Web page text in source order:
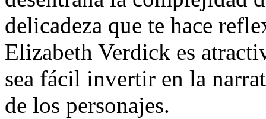
delicadeza que te hace
Elizabeth Verdick es
sea fácil invertir en la
de los personajes.